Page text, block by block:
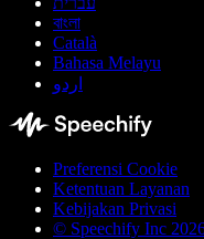
বাংলা
Català
Bahasa Melayu
اردو
Preferensi Cookie
Ketentuan Layanan
Kebijakan Privasi
© Speechify Inc